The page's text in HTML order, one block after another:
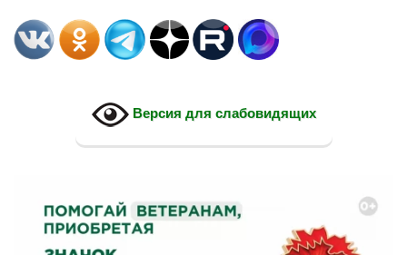
Версия для слабовидящих